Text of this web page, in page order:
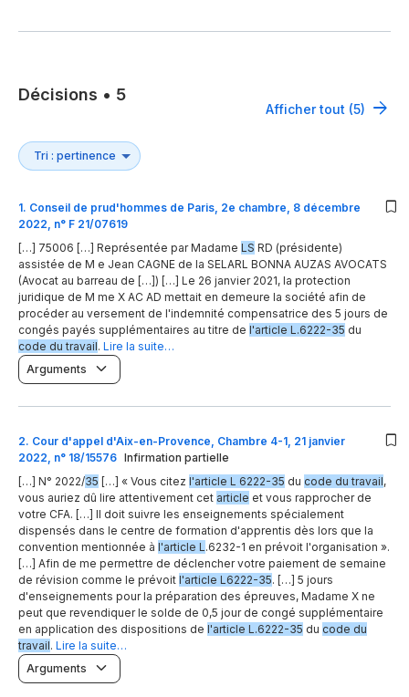
Décisions • 5
Afficher tout (5)
1. Conseil de prud'hommes de Paris, 2e chambre, 8 décembre
2022, n° F 21/07619
[…] 75006 […] Représentée par Madame LS RD (présidente)
assistée de M e Jean CAGNE de la SELARL BONNA AUZAS AVOCATS
(Avocat au barreau de […]) […] Le 26 janvier 2021, la protection
juridique de M me X AC AD mettait en demeure la société afin de
procéder au versement de l'indemnité compensatrice des 5 jours de
congés payés supplémentaires au titre de l'article L.6222-35 du
code du travail. Lire la suite…
Arguments
2. Cour d'appel d'Aix-en-Provence, Chambre 4-1, 21 janvier
2022, n° 18/15576 Infirmation partielle
[…] N° 2022/35 […] « Vous citez l'article L 6222-35 du code du travail,
vous auriez dû lire attentivement cet article et vous rapprocher de
votre CFA. […] Il doit suivre les enseignements spécialement
dispensés dans le centre de formation d'apprentis dès lors que la
convention mentionnée à l'article L .6232-1 en prévoit l'organisation ».
[…] Afin de me permettre de déclencher votre paiement de semaine
de révision comme le prévoit l'article L6222-35. […] 5 jours
d'enseignements pour la préparation des épreuves, Madame X ne
peut que revendiquer le solde de 0,5 jour de congé supplémentaire
en application des dispositions de l'article L.6222-35 du code du
travail. Lire la suite…
Arguments